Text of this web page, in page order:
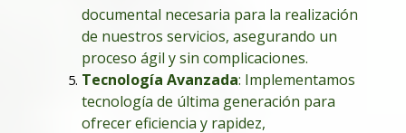
documental necesaria para la realización
de nuestros servicios, asegurando un
proceso ágil y sin complicaciones.
Tecnología Avanzada: Implementamos
tecnología de última generación para
ofrecer eficiencia y rapidez,